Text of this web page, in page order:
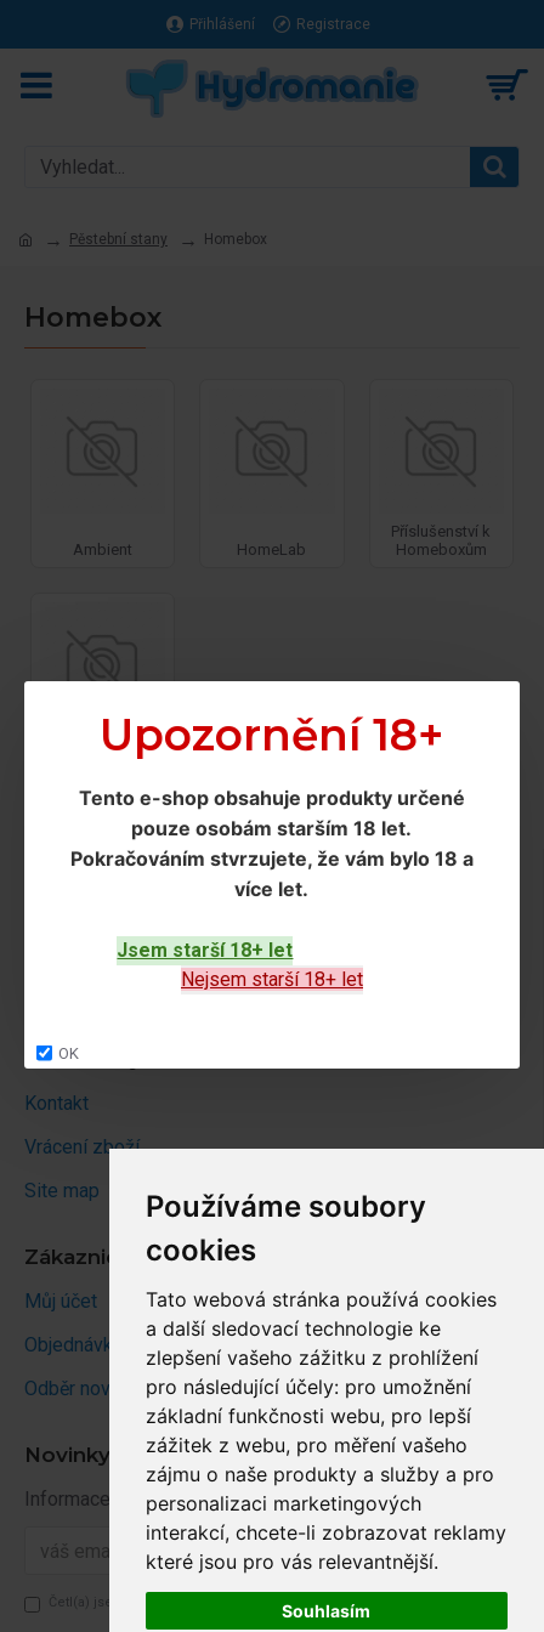
Používáme soubory
cookies
Tato webová stránka používá cookies
a další sledovací technologie ke
zlepšení vašeho zážitku z prohlížení
pro následující účely: pro umožnění
základní funkčnosti webu, pro lepší
zážitek z webu, pro měření vašeho
zájmu o naše produkty a služby a pro
personalizaci marketingových
interakcí, chcete-li zobrazovat reklamy
které jsou pro vás relevantnější.
Souhlasím
Upozornění 18+
Tento e-shop obsahuje produkty určené
pouze osobám starším 18 let.
Pokračováním stvrzujete, že vám bylo 18 a
více let.
Jsem starší 18+ let
Nejsem starší 18+ let
OK
Přihlášení Registrace
Pěstební stany Homebox
Homebox
Ambient HomeLab
Příslušenství k
Homeboxům
Vista
Doprava a podmínky
Ochrana os. údajů
Obchodní podmínky
Zákaznický servis
Kontakt
Vrácení zboží
Site map
Zákaznický účet
Můj účet
Objednávky
Odběr novinek
Novinky
Informace o novinkách a akcích
Odběr
Četl(a) jsem a souhlasím se zásady os. údajů